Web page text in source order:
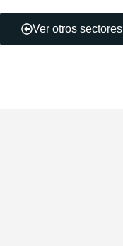
Ver otros sectores